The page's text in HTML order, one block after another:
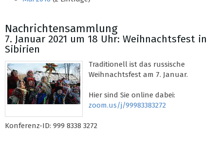
Nachrichtensammlung
7. Januar 2021 um 18 Uhr: Weihnachtsfest in
Sibirien
Traditionell ist das russische
Weihnachtsfest am 7. Januar.
Hier sind Sie online dabei:
zoom.us/j/99983383272
Konferenz-ID: 999 8338 3272